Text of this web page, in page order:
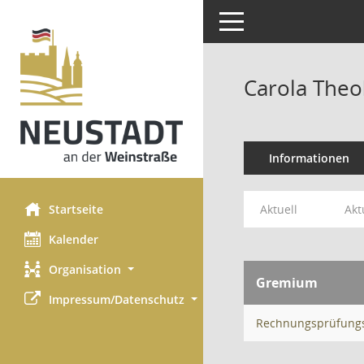
Startseite
Kalender
Organisation
Impressum/Datenschutz
Toggle navigation
Carola
Informationen
Aktuell
Gremium